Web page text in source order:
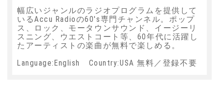
幅広いジャンルのラジオプログラムを提供して
いるAccu Radioの60's専門チャンネル。ポップ
ス、ロック、モータウンサウンド、イージーリ
スニング、ウエストコート等、60年代に活躍し
たアーティストの楽曲が無料で楽しめる。
Language:English Country:USA 無料／登録不要